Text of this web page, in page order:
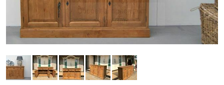
Doppelt antippen zum
vergrößern